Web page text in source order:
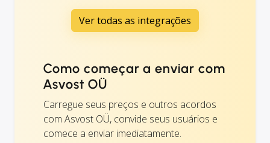
Ver todas as integrações
Como começar a enviar com
Asvost OÜ
Carregue seus preços e outros acordos
com Asvost OÜ, convide seus usuários e
comece a enviar imediatamente.